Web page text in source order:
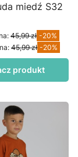
miedź S32
45,99 zł -20%
45,99 zł -20%
produkt